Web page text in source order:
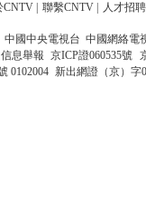
CNTV 聯繫CNTV 人才招聘
中國中央電視台 中國網絡電
息舉報 京ICP證060535號
0102004 新出網證（京）